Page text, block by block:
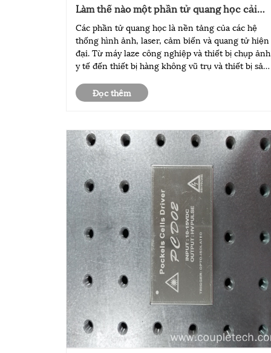
Làm thế nào một phần tử quang học cải
thiện độ chính xác trong các hệ thống
quang học hiện đại?
Các phần tử quang học là nền tảng của các hệ
thống hình ảnh, laser, cảm biến và quang tử hiện
đại. Từ máy laze công nghiệp và thiết bị chụp ảnh
y tế đến thiết bị hàng không vũ trụ và thiết bị sản
học ảnh hưởng trực tiếp đến hiệu suất, độ chính
xác và đ......
Đọc thêm